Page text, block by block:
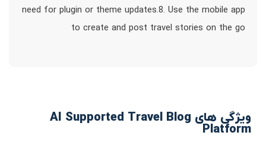
need for plugin or theme updates.8. Use the mobile app
to create and post travel stories on the go
ویژگی های AI Supported Travel Blog
Platform